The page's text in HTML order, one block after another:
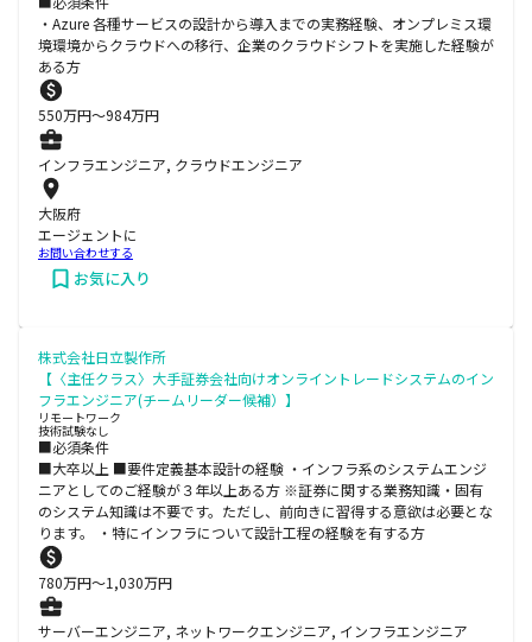
・Azure 各種サービスの設計から導入までの実務経験、オンプレミス環
境環境からクラウドへの移行、企業のクラウドシフトを実施した経験が
ある方
550万円〜984万円
インフラエンジニア, クラウドエンジニア
大阪府
エージェントに
お問い合わせする
お気に入り
株式会社日立製作所
【〈主任クラス〉大手証券会社向けオンライントレードシステムのイン
フラエンジニア(チームリーダー候補）】
リモートワーク
技術試験なし
■必須条件
■大卒以上 ■要件定義基本設計の経験 ・インフラ系のシステムエンジ
ニアとしてのご経験が３年以上ある方 ※証券に関する業務知識・固有
のシステム知識は不要です。ただし、前向きに習得する意欲は必要とな
ります。 ・特にインフラについて設計工程の経験を有する方
780万円〜1,030万円
サーバーエンジニア, ネットワークエンジニア, インフラエンジニア